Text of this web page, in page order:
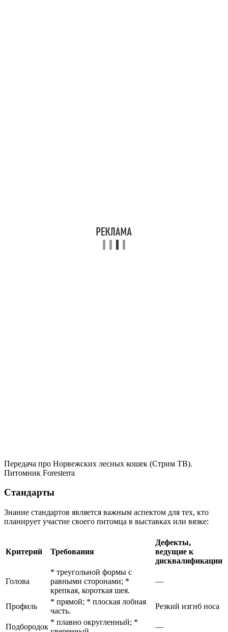
Передача про Норвежских лесных кошек (Стрим ТВ).
Питомник Foresterra
Стандарты
Знание стандартов является важным аспектом для тех, кто
планирует участие своего питомца в выставках или вязке:
Критерий Требования
Дефекты,
ведущие к
дисквалификации
Голова
* треугольной формы с
равными сторонами; *
крепкая, короткая шея.
—
Профиль
* прямой; * плоская лобная
часть.
Резкий изгиб носа
Подбородок
* плавно округленный; *
—